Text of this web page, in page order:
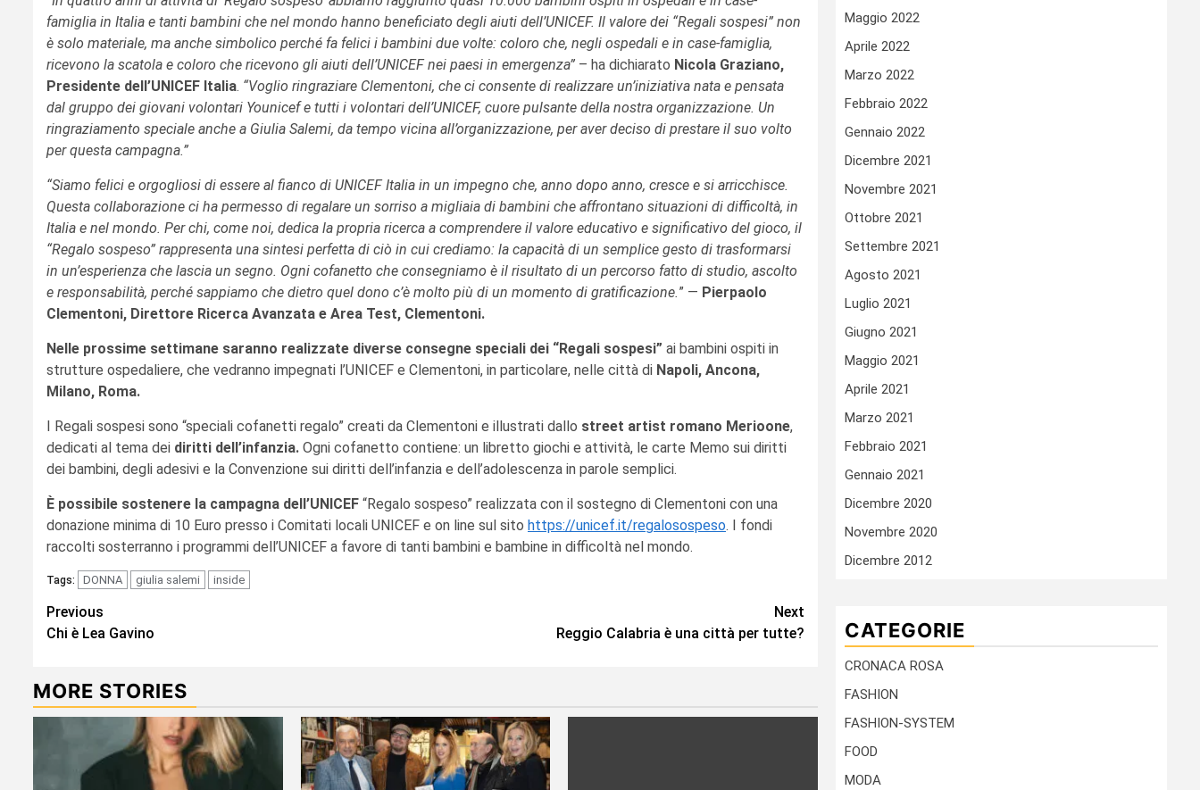
famiglia in Italia e tanti bambini che nel mondo hanno beneficiato degli aiuti dell’UNICEF. Il valore dei “Regali sospesi” non
è solo materiale, ma anche simbolico perché fa felici i bambini due volte: coloro che, negli ospedali e in case-famiglia,
ricevono la scatola e coloro che ricevono gli aiuti dell’UNICEF nei paesi in emergenza” – ha dichiarato Nicola Graziano,
Presidente dell’UNICEF Italia. “Voglio ringraziare Clementoni, che ci consente di realizzare un’iniziativa nata e pensata
dal gruppo dei giovani volontari Younicef e tutti i volontari dell’UNICEF, cuore pulsante della nostra organizzazione. Un
ringraziamento speciale anche a Giulia Salemi, da tempo vicina all’organizzazione, per aver deciso di prestare il suo volto
per questa campagna.”
“Siamo felici e orgogliosi di essere al fianco di UNICEF Italia in un impegno che, anno dopo anno, cresce e si arricchisce.
Questa collaborazione ci ha permesso di regalare un sorriso a migliaia di bambini che affrontano situazioni di difficoltà, in
Italia e nel mondo. Per chi, come noi, dedica la propria ricerca a comprendere il valore educativo e significativo del gioco, il
“Regalo sospeso” rappresenta una sintesi perfetta di ciò in cui crediamo: la capacità di un semplice gesto di trasformarsi
in un’esperienza che lascia un segno. Ogni cofanetto che consegniamo è il risultato di un percorso fatto di studio, ascolto
e responsabilità, perché sappiamo che dietro quel dono c’è molto più di un momento di gratificazione.” — Pierpaolo
Clementoni, Direttore Ricerca Avanzata e Area Test, Clementoni.
Nelle prossime settimane saranno realizzate diverse consegne speciali dei “Regali sospesi” ai bambini ospiti in
strutture ospedaliere, che vedranno impegnati l’UNICEF e Clementoni, in particolare, nelle città di Napoli, Ancona,
Milano, Roma.
I Regali sospesi sono “speciali cofanetti regalo” creati da Clementoni e illustrati dallo street artist romano Merioone,
dedicati al tema dei diritti dell’infanzia. Ogni cofanetto contiene: un libretto giochi e attività, le carte Memo sui diritti
dei bambini, degli adesivi e la Convenzione sui diritti dell’infanzia e dell’adolescenza in parole semplici.
È possibile sostenere la campagna dell’UNICEF “Regalo sospeso” realizzata con il sostegno di Clementoni con una
donazione minima di 10 Euro presso i Comitati locali UNICEF e on line sul sito https://unicef.it/regalosospeso. I fondi
raccolti sosterranno i programmi dell’UNICEF a favore di tanti bambini e bambine in difficoltà nel mondo.
Tags: DONNA giulia salemi inside
Continue
Reading
Previous
Chi è Lea Gavino
Next
Reggio Calabria è una città per tutte?
MORE STORIES
Maggio 2022
Aprile 2022
Marzo 2022
Febbraio 2022
Gennaio 2022
Dicembre 2021
Novembre 2021
Ottobre 2021
Settembre 2021
Agosto 2021
Luglio 2021
Giugno 2021
Maggio 2021
Aprile 2021
Marzo 2021
Febbraio 2021
Gennaio 2021
Dicembre 2020
Novembre 2020
Dicembre 2012
CATEGORIE
CRONACA ROSA
FASHION
FASHION-SYSTEM
FOOD
MODA